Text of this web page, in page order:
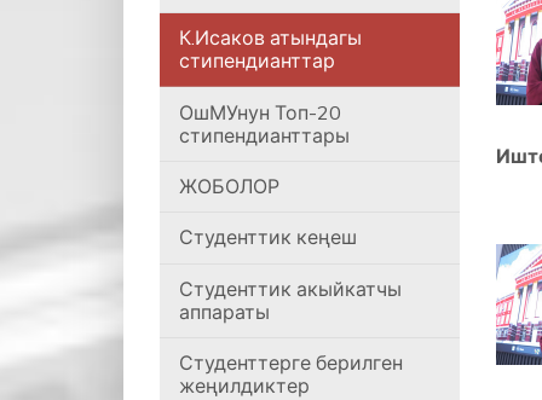
К.Исаков атындагы
стипендианттар
ОшМУнун Топ-20
стипендианттары
ЖОБОЛОР
Студенттик кеңеш
Студенттик акыйкатчы
аппараты
Студенттерге берилген
жеңилдиктер